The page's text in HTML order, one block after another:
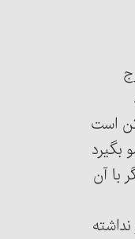
است
بگیرد
با آن